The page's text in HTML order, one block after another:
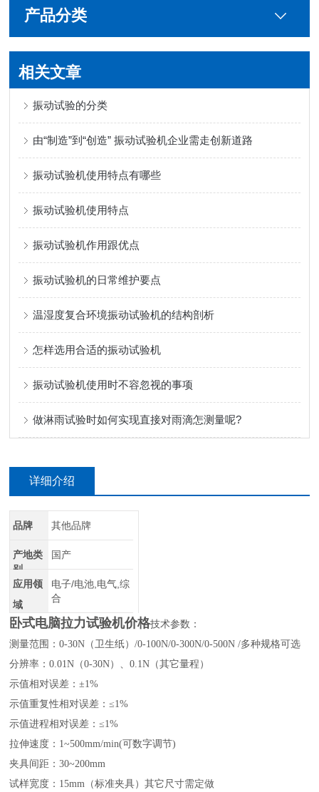
产品分类
相关文章
振动试验的分类
由“制造”到“创造” 振动试验机企业需走创新道路
振动试验机使用特点有哪些
振动试验机使用特点
振动试验机作用跟优点
振动试验机的日常维护要点
温湿度复合环境振动试验机的结构剖析
怎样选用合适的振动试验机
振动试验机使用时不容忽视的事项
做淋雨试验时如何实现直接对雨滴怎测量呢?
详细介绍
品牌 其他品牌
产地类
别
国产
应用领
域
电子/电池,电气,综
合
卧式电脑拉力试验机价格技术参数：
测量范围：0-30N（卫生纸）/0-100N/0-300N/0-500N /多种规格可选
分辨率：0.01N（0-30N）、0.1N（其它量程）
示值相对误差：±1%
示值重复性相对误差：≤1%
示值进程相对误差：≤1%
拉伸速度：1~500mm/min(可数字调节)
夹具间距：30~200mm
试样宽度：15mm（标准夹具）其它尺寸需定做